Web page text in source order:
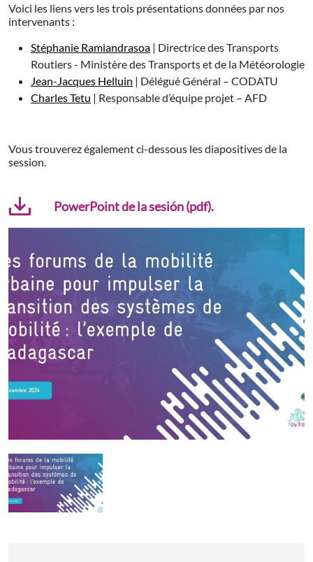
Voici les liens vers les trois présentations données par nos
intervenants :
Stéphanie Ramiandrasoa | Directrice des Transports
Routiers - Ministère des Transports et de la Météorologie
Jean-Jacques Helluin | Délégué Général – CODATU
Charles Tetu | Responsable d’équipe projet – AFD
Vous trouverez également ci-dessous les diapositives de la
session.
PowerPoint de la sesión (pdf).